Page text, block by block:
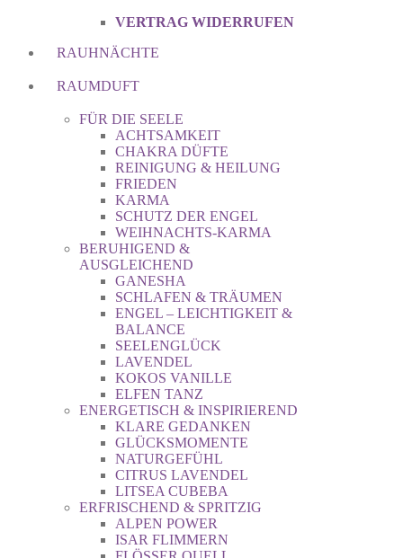
VERTRAG WIDERRUFEN
RAUHNÄCHTE
RAUMDUFT
FÜR DIE SEELE
ACHTSAMKEIT
CHAKRA DÜFTE
REINIGUNG & HEILUNG
FRIEDEN
KARMA
SCHUTZ DER ENGEL
WEIHNACHTS-KARMA
BERUHIGEND &
AUSGLEICHEND
GANESHA
SCHLAFEN & TRÄUMEN
ENGEL – LEICHTIGKEIT &
BALANCE
SEELENGLÜCK
LAVENDEL
KOKOS VANILLE
ELFEN TANZ
ENERGETISCH & INSPIRIEREND
KLARE GEDANKEN
GLÜCKSMOMENTE
NATURGEFÜHL
CITRUS LAVENDEL
LITSEA CUBEBA
ERFRISCHEND & SPRITZIG
ALPEN POWER
ISAR FLIMMERN